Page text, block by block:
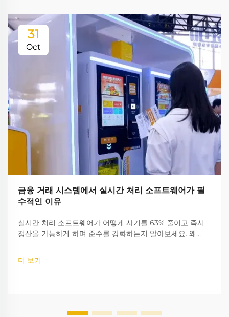
31
Oct
금융 거래 시스템에서 실시간 처리 소프트웨어가 필
수적인 이유
실시간 처리 소프트웨어가 어떻게 사기를 63% 줄이고 즉시
정산을 가능하게 하며 준수를 강화하는지 알아보세요. 왜
아보기.
더 보기